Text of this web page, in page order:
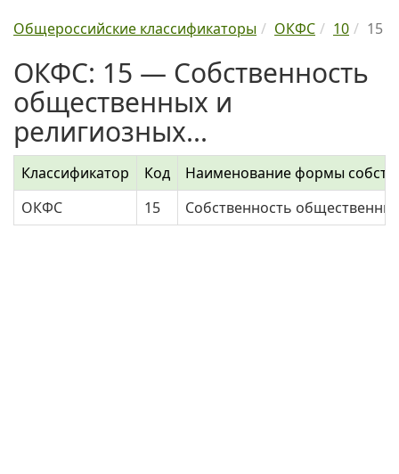
Общероссийские классификаторы ОКФС 10 15
ОКФС: 15 — Собственность
общественных и
религиозных...
Классификатор Код
Наименование формы
ОКФС
15 Собственность